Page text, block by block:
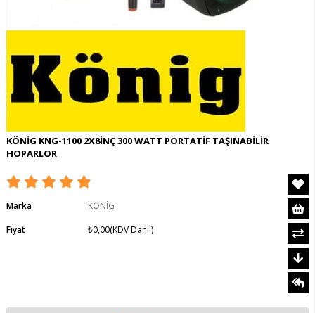
KÖNİG KNG-1100 2X8İNÇ 300 WATT PORTATİF TAŞINABİLİR
HOPARLOR
Marka
KONİG
Fiyat
₺0,00(KDV Dahil)